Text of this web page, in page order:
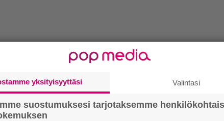
yksityisyyttäsi Valintasi
suostumuksesi tarjotaksemme